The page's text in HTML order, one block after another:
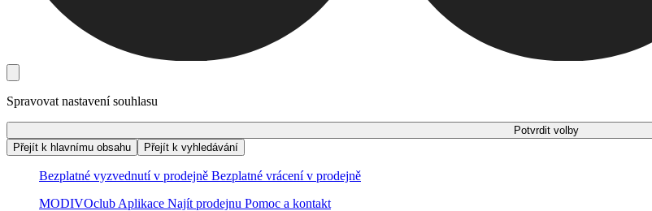
Spravovat nastavení souhlasu
Potvrdit volby
Přejít k hlavnímu obsahu
Přejít k vyhledávání
Bezplatné vyzvednutí v prodejně Bezplatné vrácení v prodejně
MODIVOclub Aplikace Najít prodejnu Pomoc a kontakt